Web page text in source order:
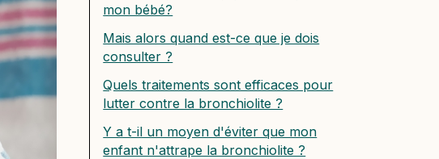
mon bébé?
Mais alors quand est-ce que je dois
consulter ?
Quels traitements sont efficaces pour
lutter contre la bronchiolite ?
Y a t-il un moyen d'éviter que mon
enfant n'attrape la bronchiolite ?